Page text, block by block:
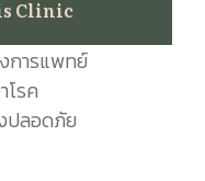
Clinic
การแพทย์
โรค
ปลอดภัย